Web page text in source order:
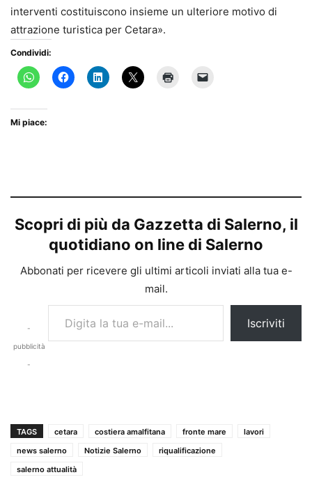
interventi costituiscono insieme un ulteriore motivo di
attrazione turistica per Cetara».
Condividi:
Mi piace:
Scopri di più da Gazzetta di Salerno, il
quotidiano on line di Salerno
Abbonati per ricevere gli ultimi articoli inviati alla tua e-
mail.
-
pubblicità
-
Digita la tua e-mail...
Iscriviti
TAGS cetara costiera amalfitana fronte mare
lavori
news salerno
Notizie Salerno
riqualificazione
salerno attualità